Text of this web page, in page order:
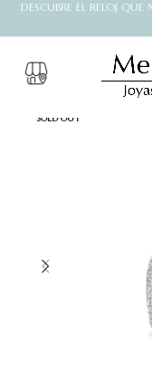
DESCUBRE EL RELOJ
SOLD OUT